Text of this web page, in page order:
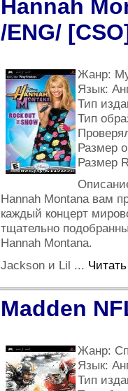
Hannah
/ENG/
Жанр:
Язык:
Тип
Тип
Размер
Размер
Hannah Montana вам
каждый концерт
тщательно
Hannah Montana.
Jackson и Lil ...
Madden
Жанр:
Язык:
Тип